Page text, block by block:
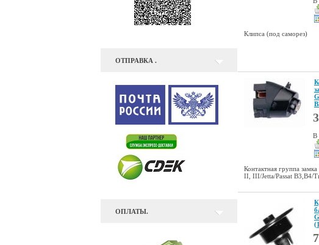
ОТПРАВКА .
ОПЛАТЫ.
Клипса (под саморез)
В
Контактная группа
II, III/Jetta/Passat B3,B4/